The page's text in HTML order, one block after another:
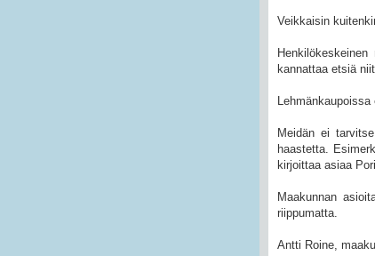
Veikkaisin
kannattaa etsiä
Meidän ei
haastetta.
kirjoittaa asiaa
Maakunnan
riippumatta.
Antti Roine,